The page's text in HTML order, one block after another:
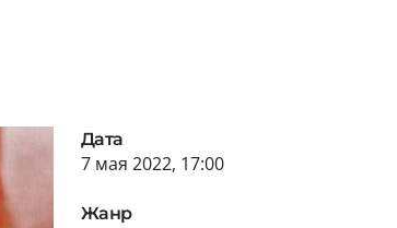
Дата
7 мая 2022, 17:00
Жанр